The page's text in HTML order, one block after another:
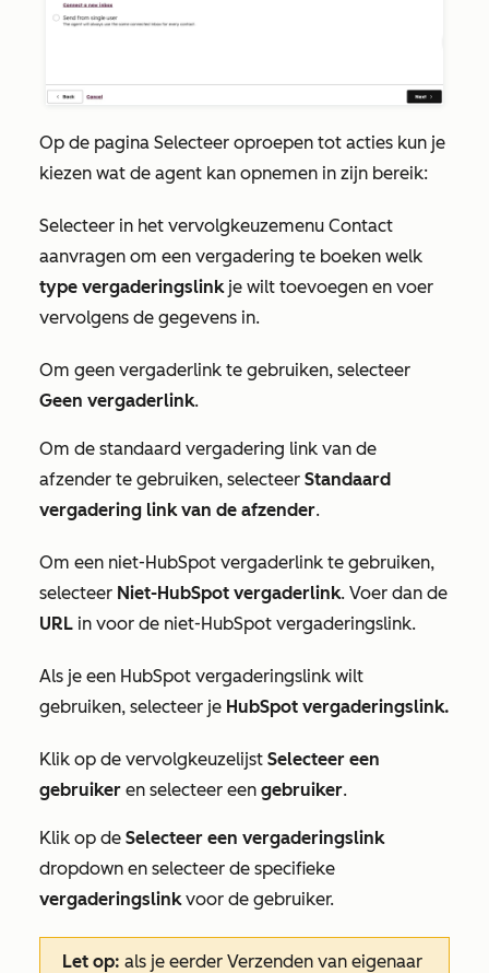
Op de pagina Selecteer oproepen tot acties kun je
kiezen wat de agent kan opnemen in zijn bereik:
Selecteer in het vervolgkeuzemenu Contact
aanvragen om een vergadering te boeken welk
type vergaderingslinkje wilt toevoegen en voer
vervolgens de gegevens in.
Om geen vergaderlink te gebruiken, selecteer
Geen vergaderlink.
Om de standaard vergadering link van de
afzender te gebruiken, selecteer Standaard
vergadering link van de afzender.
Om een niet-HubSpot vergaderlink te gebruiken,
selecteer Niet-HubSpot vergaderlink. Voer dan de
URL in voor de niet-HubSpot vergaderingslink.
Als je een HubSpot vergaderingslink wilt
gebruiken, selecteer je HubSpot vergaderingslink.
Klik op de vervolgkeuzelijst Selecteer een
gebruiker en selecteer een gebruiker.
Klik op de Selecteer een vergaderingslink
dropdown en selecteer de specifieke
vergaderingslinkvoor de gebruiker.
Let op: als je eerder Verzenden van eigenaar